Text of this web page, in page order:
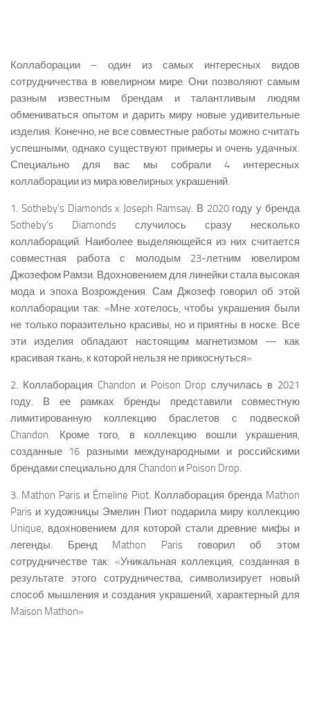
Коллаборации – один из самых интересных видов
сотрудничества в ювелирном мире. Они позволяют самым
разным известным брендам и талантливым людям
обмениваться опытом и дарить миру новые удивительные
изделия. Конечно, не все совместные работы можно считать
успешными, однако существуют примеры и очень удачных.
Специально для вас мы собрали 4 интересных
коллаборации из мира ювелирных украшений.
1. Sotheby’s Diamonds x Joseph Ramsay. В 2020 году у бренда
Sotheby’s Diamonds случилось сразу несколько
коллабораций. Наиболее выделяющейся из них считается
совместная работа с молодым 23-летним ювелиром
Джозефом Рамзи. Вдохновением для линейки стала высокая
мода и эпоха Возрождения. Сам Джозеф говорил об этой
коллаборации так: «Мне хотелось, чтобы украшения были
не только поразительно красивы, но и приятны в носке. Все
эти изделия обладают настоящим магнетизмом — как
красивая ткань, к которой нельзя не прикоснуться»
2. Коллаборация Chandon и Poison Drop случилась в 2021
году. В ее рамках бренды представили совместную
лимитированную коллекцию браслетов с подвеской
Chandon. Кроме того, в коллекцию вошли украшения,
созданные 16 разными международными и российскими
брендами специально для Chandon и Poison Drop.
3. Mathon Paris и Émeline Piot. Коллаборация бренда Mathon
Paris и художницы Эмелин Пиот подарила миру коллекцию
Unique, вдохновением для которой стали древние мифы и
легенды. Бренд Mathon Paris говорил об этом
сотрудничестве так: «Уникальная коллекция, созданная в
результате этого сотрудничества, символизирует новый
способ мышления и создания украшений, характерный для
Maison Mathon»